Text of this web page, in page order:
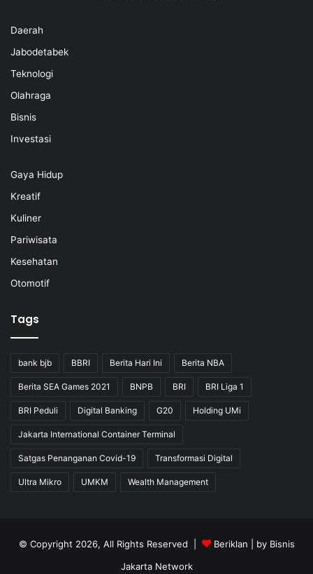
Daerah
Jabodetabek
Teknologi
Olahraga
Bisnis
Investasi
Gaya Hidup
Kreatif
Kuliner
Pariwisata
Kesehatan
Otomotif
Tags
bank bjb BBRI Berita Hari Ini Berita NBA
Berita SEA Games 2021 BNPB BRI BRI Liga 1
BRI Peduli Digital Banking G20 Holding UMi
Jakarta International Container Terminal
Satgas Penanganan Covid-19 Transformasi Digital
Ultra Mikro UMKM Wealth Management
© Copyright 2026, All Rights Reserved | Beriklan | by Bisnis
Jakarta Network